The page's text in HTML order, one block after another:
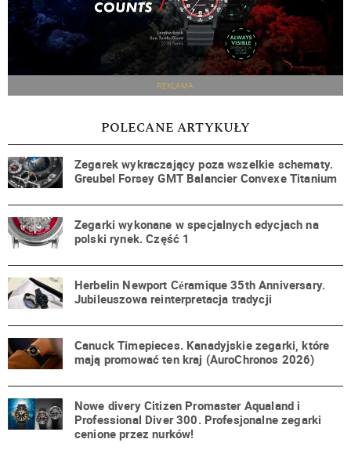
REKLAMA
POLECANE ARTYKUŁY
Zegarek wykraczający poza wszelkie schematy.
Greubel Forsey GMT Balancier Convexe Titanium
Zegarki wykonane w specjalnych edycjach na
polski rynek. Część 1
Herbelin Newport Céramique 35th Anniversary.
Jubileuszowa reinterpretacja tradycji
Canuck Timepieces. Kanadyjskie zegarki, które
mają promować ten kraj (AuroChronos 2026)
Nowe divery Citizen Promaster Aqualand i
Professional Diver 300. Profesjonalne zegarki
cenione przez nurków!